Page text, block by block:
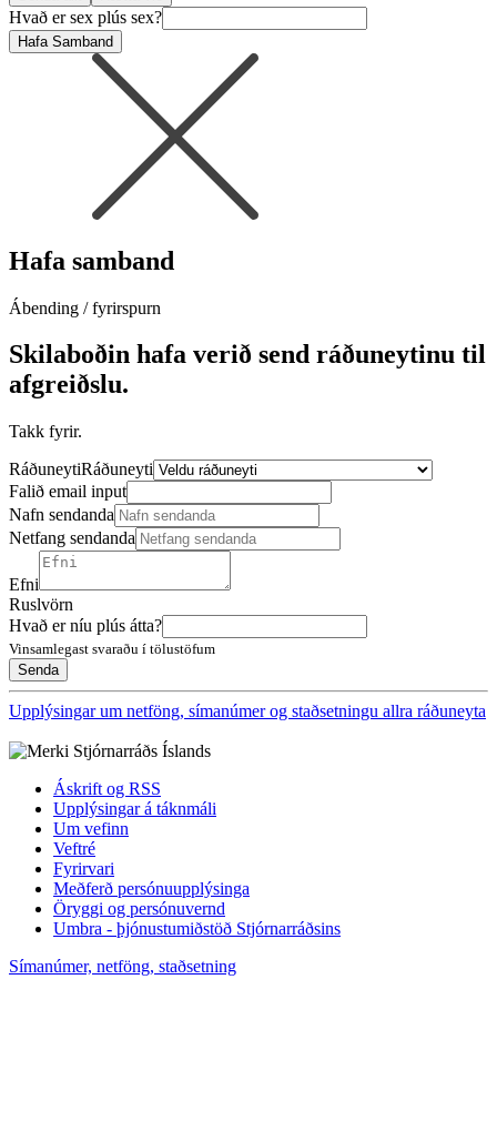
Hvað er sex plús sex?
Hafa Samband
Hafa samband
Ábending / fyrirspurn
Skilaboðin hafa verið send ráðuneytinu til
afgreiðslu.
Takk fyrir.
RáðuneytiRáðuneyti
Falið email input
Nafn sendanda
Netfang sendanda
Efni
Ruslvörn
Hvað er níu plús átta?
Vinsamlegast svaraðu í tölustöfum
Upplýsingar um netföng, símanúmer og staðsetningu allra ráðuneyta
Áskrift og RSS
Upplýsingar á táknmáli
Um vefinn
Veftré
Fyrirvari
Meðferð persónuupplýsinga
Öryggi og persónuvernd
Umbra - þjónustumiðstöð Stjórnarráðsins
Símanúmer, netföng, staðsetning